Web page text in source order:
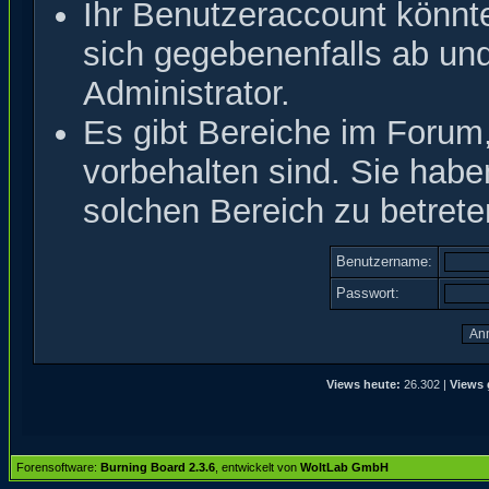
Ihr Benutzeraccount
sich gegebenenfalls ab
Administrator.
Es gibt Bereiche im
vorbehalten sind. Sie
solchen Bereich zu
Benutzername:
Passwort:
Views heute: 26.302 | Views
Forensoftware: Burning Board 2.3.6 , entwickelt von WoltLab GmbH